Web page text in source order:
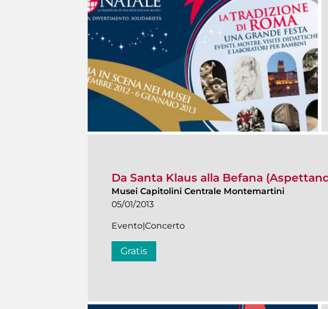
Da Santa Klaus alla Befana
Musei Capitolini Centrale Montemartini
05/01/2013
Evento|Concerto
Gratis